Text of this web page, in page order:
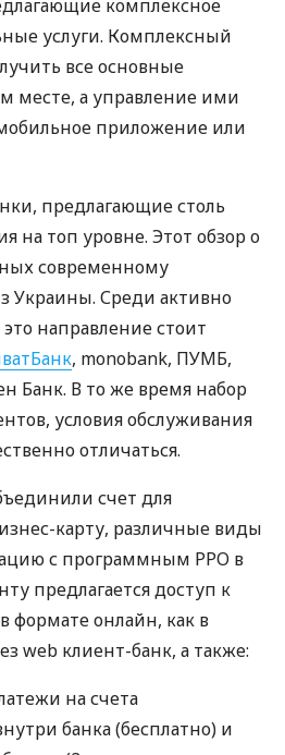
комплексное
услуги. Комплексный
все основные
месте, а управление ими
приложение или
предлагающие столь
на топ уровне. Этот обзор о
современному
Украины. Среди активно
направление стоит
, monobank, ПУМБ,
Банк. В то же время набор
условия обслуживания
отличаться.
счет для
карту, различные виды
с программным РРО в
предлагается доступ к
формате онлайн, как в
web клиент-банк, а также:
на счета
банка (бесплатно) и